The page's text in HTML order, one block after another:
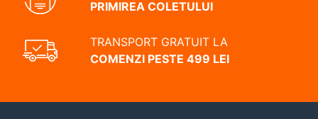
PRIMIREA COLETULUI
TRANSPORT GRATUIT LA
COMENZI PESTE 499 LEI